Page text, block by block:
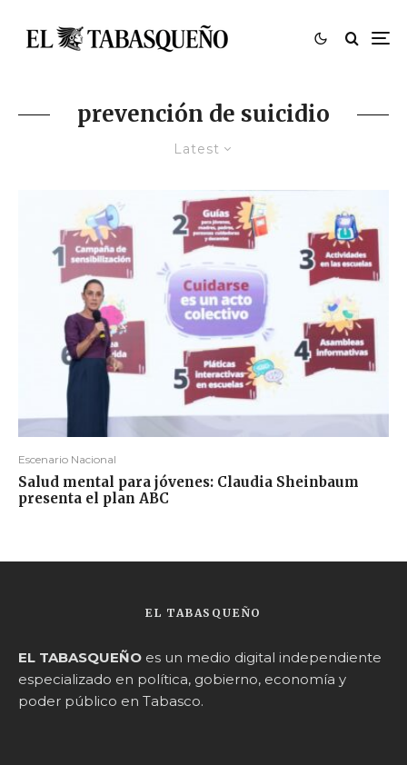
prevención de suicidio
Latest
Escenario Nacional
Salud mental para jóvenes: Claudia Sheinbaum
presenta el plan ABC
EL TABASQUEÑO
EL TABASQUEÑO es un medio digital independiente
especializado en política, gobierno, economía y
poder público en Tabasco.